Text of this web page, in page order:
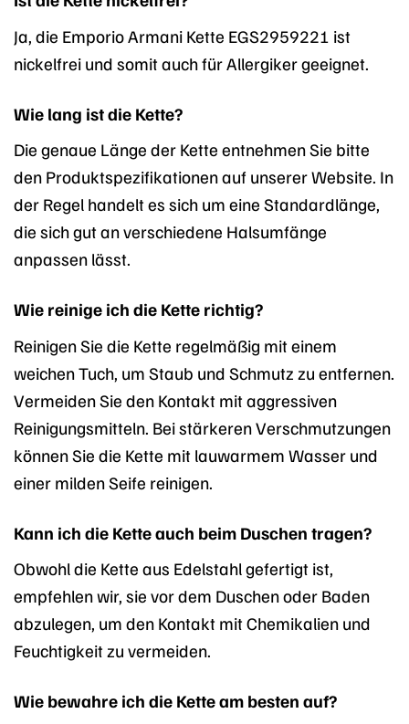
Ja, die Emporio Armani Kette EGS2959221 ist
nickelfrei und somit auch für Allergiker geeignet.
Wie lang ist die Kette?
Die genaue Länge der Kette entnehmen Sie bitte
den Produktspezifikationen auf unserer Website. In
der Regel handelt es sich um eine Standardlänge,
die sich gut an verschiedene Halsumfänge
anpassen lässt.
Wie reinige ich die Kette richtig?
Reinigen Sie die Kette regelmäßig mit einem
weichen Tuch, um Staub und Schmutz zu entfernen.
Vermeiden Sie den Kontakt mit aggressiven
Reinigungsmitteln. Bei stärkeren Verschmutzungen
können Sie die Kette mit lauwarmem Wasser und
einer milden Seife reinigen.
Kann ich die Kette auch beim Duschen tragen?
Obwohl die Kette aus Edelstahl gefertigt ist,
empfehlen wir, sie vor dem Duschen oder Baden
abzulegen, um den Kontakt mit Chemikalien und
Feuchtigkeit zu vermeiden.
Wie bewahre ich die Kette am besten auf?